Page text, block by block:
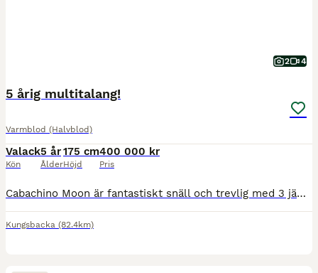
2 4
5 årig multitalang!
Varmblod (Halvblod)
Valack
Kön
5 år
Ålder
175 cm
Höjd
400 000 kr
Pris
Cabachino Moon är fantastiskt snäll och trevlig med 3 jämna taktmässiga gångarter. Han är främst utbildad som hopphäst där han tävlat felfritt upp till 110. Visar mkt fin talang för dressyr och är lät
Kungsbacka (82.4km)